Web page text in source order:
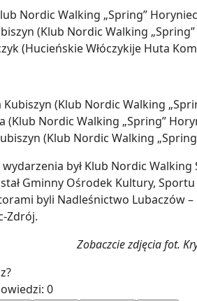
Nordic Walking „Spring”
(Klub Nordic Walking
(Hucieńskie Włóczykije Huta
Kubiszyn (Klub Nordic Walking
(Klub Nordic Walking „Spring”
(Klub Nordic Walking
był Klub Nordic Walking
Gminny Ośrodek Kultury,
byli Nadleśnictwo Lubaczów
Zdrój.
Zobaczcie zdjęcia fot.
0